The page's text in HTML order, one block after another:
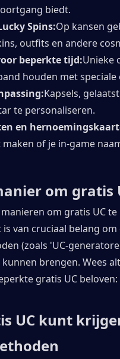
biedt.
Spins:Op kansen
outfits en andere
beperkte tijd:Unieke
houden met
Kapsels,
te personaliseren.
en
of je in-game
om gratis
om gratis UC
van cruciaal belang
(zoals 'UC-
brengen. Wees
gratis UC
UC kunt